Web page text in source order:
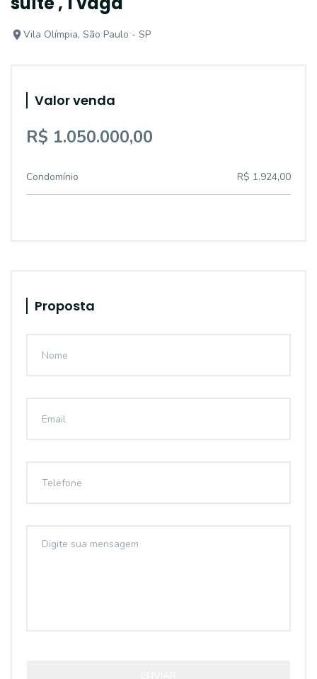
Vila Olímpia, São Paulo - SP
Valor venda
R$ 1.050.000,00
Condomínio R$ 1.924,00
Proposta